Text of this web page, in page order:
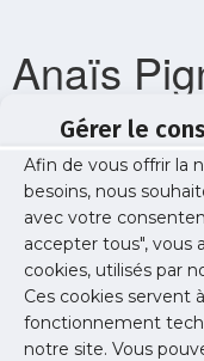
Gérer le
Afin de vous offrir la
besoins, nous
avec votre
accepter tous", vous
cookies, utilisés par
Ces cookies servent
fonctionnement
notre site. Vous
Anaïs